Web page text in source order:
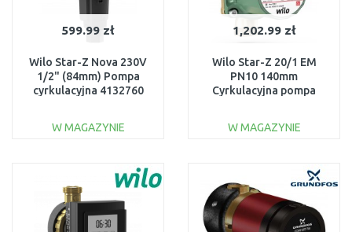
599.99 zł
Wilo Star-Z Nova 230V
1/2" (84mm) Pompa
cyrkulacyjna 4132760
W MAGAZYNIE
Do porównania
1,202.99 zł
Wilo Star-Z 20/1 EM
PN10 140mm
Cyrkulacyjna pompa
W MAGAZYNIE